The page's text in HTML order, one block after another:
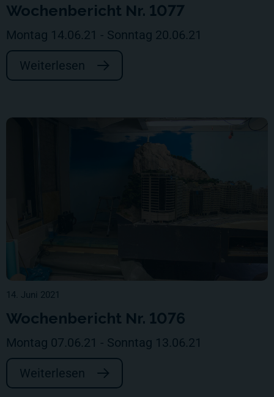
Wochenbericht Nr. 1077
Montag 14.06.21 - Sonntag 20.06.21
Weiterlesen
14. Juni 2021
Wochenbericht Nr. 1076
Montag 07.06.21 - Sonntag 13.06.21
Weiterlesen